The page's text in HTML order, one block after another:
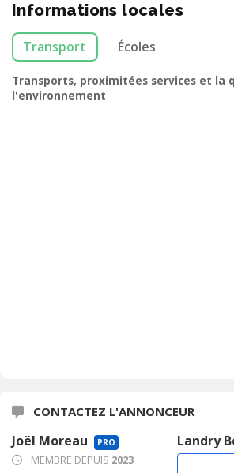
Informations locales
Transport Écoles
Transports, proximitées services et la
l'environnement
CONTACTEZ L'ANNONCEUR
Joël Moreau PRO
MEMBRE DEPUIS 2023
Landry